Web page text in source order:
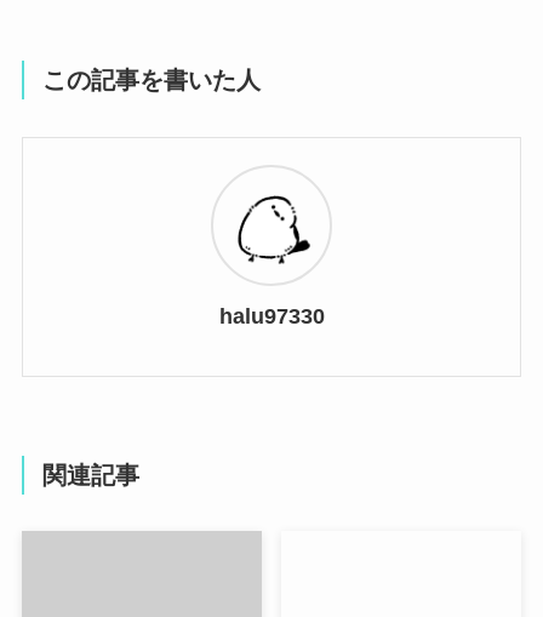
この記事を書いた人
halu97330
関連記事